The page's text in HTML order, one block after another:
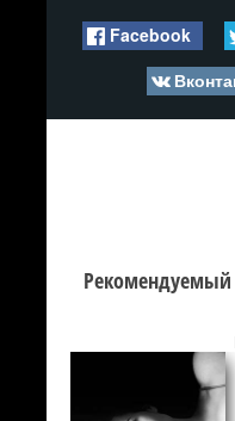
Facebook
Рекомендуемый